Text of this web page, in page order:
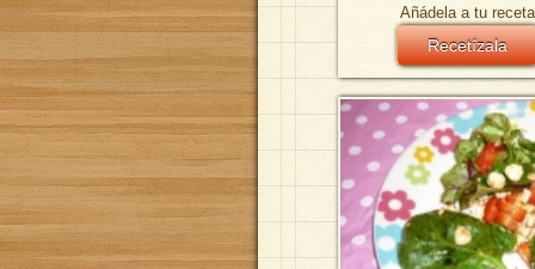
Añádela a tu
Recetízala